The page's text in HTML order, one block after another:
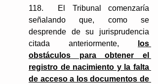
118.  El Tribunal comenzaría
señalando que, como se
desprende de su jurisprudencia
citada anteriormente,
los
obstáculos para obtener el
registro de nacimiento y la falta
de acceso a los documentos de